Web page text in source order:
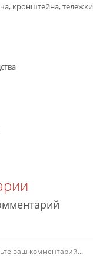
кронштейна, тележки